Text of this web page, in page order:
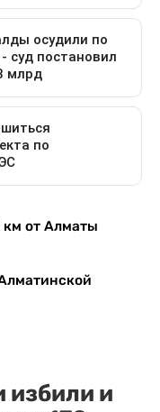
км от Алматы
избили и